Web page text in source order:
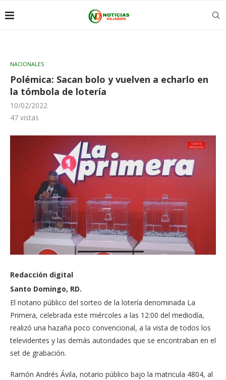
NACIONALES
Polémica: Sacan bolo y vuelven a echarlo en
la tómbola de lotería
10/02/2022
47 vistas
Redacción digital
Santo Domingo, RD.
El notario público del sorteo de la lotería denominada La
Primera, celebrada este miércoles a las 12:00 del mediodía,
realizó una hazaña poco convencional, a la vista de todos los
televidentes y las demás autoridades que se encontraban en el
set de grabación.
Ramón Andrés Ávila, notario público bajo la matricula 4804, al